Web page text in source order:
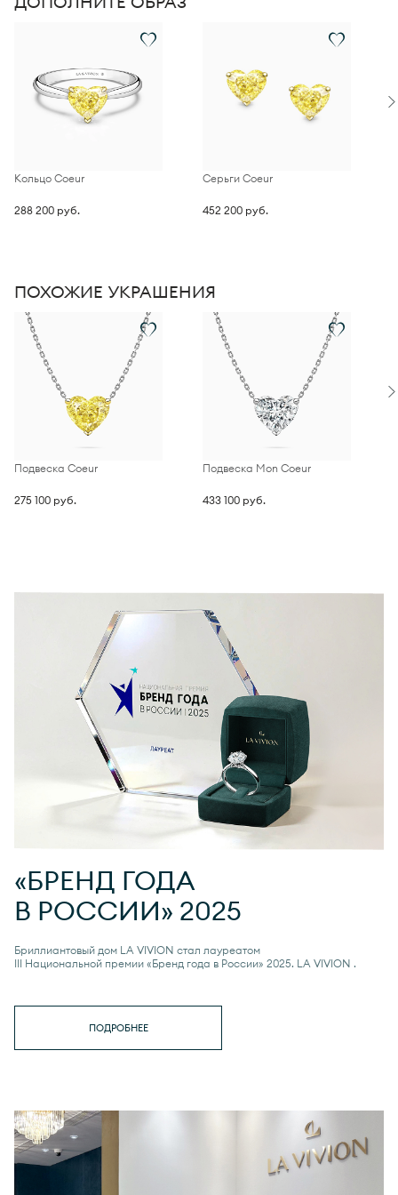
Кольцо Coeur
288 200 руб.
Серьги Coeur
452 200 руб.
ПОХОЖИЕ УКРАШЕНИЯ
Подвеска Coeur
275 100 руб.
Подвеска Mon Coeur
433 100 руб.
«БРЕНД ГОДА
В РОССИИ» 2025
Бриллиантовый дом LA VIVION стал лауреатом
III Национальной премии «Бренд года в России» 2025. LA VIVION .
ПОДРОБНЕЕ